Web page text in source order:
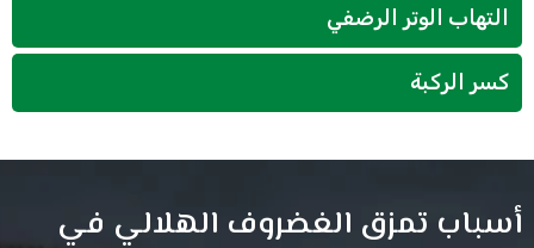
التهاب الوتر الرضفي
كسر الركبة
أسباب تمزق الغضروف الهلالي في